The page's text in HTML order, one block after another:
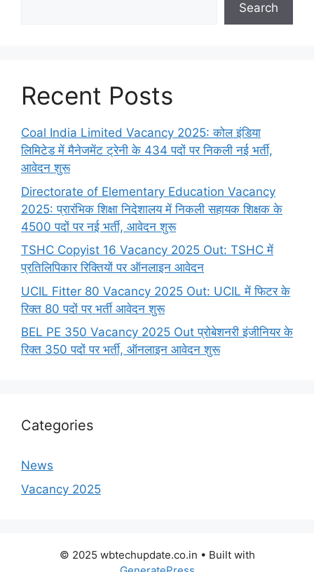
Search
Recent Posts
Coal India Limited Vacancy 2025: कोल इंडिया
लिमिटेड में मैनेजमेंट ट्रेनी के 434 पदों पर निकली नई भर्ती,
आवेदन शुरू
Directorate of Elementary Education Vacancy
2025: प्रारंभिक शिक्षा निदेशालय में निकली सहायक शिक्षक के
4500 पदों पर नई भर्ती, आवेदन शुरू
TSHC Copyist 16 Vacancy 2025 Out: TSHC में
प्रतिलिपिकार रिक्तियों पर ऑनलाइन आवेदन
UCIL Fitter 80 Vacancy 2025 Out: UCIL में फिटर के
रिक्त 80 पदों पर भर्ती आवेदन शुरू
BEL PE 350 Vacancy 2025 Out प्रोबेशनरी इंजीनियर के
रिक्त 350 पदों पर भर्ती, ऑनलाइन आवेदन शुरू
Categories
News
Vacancy 2025
© 2025 wbtechupdate.co.in • Built with